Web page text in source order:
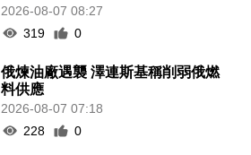
2026-08-07 08:27
319
0
俄煉油廠遇襲 澤連斯基稱削弱俄燃
料供應
2026-08-07 07:18
228
0